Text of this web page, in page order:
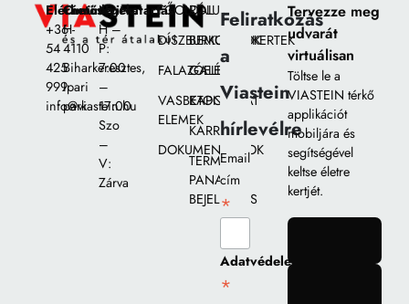
Elérhetőségek:
+36
54
425
999
info@viastein.hu
Címünk:
H-
4110
Biharkeresztes,
Ipari
park
Nyitvatartás
H –
P:
7:00
–
17:00
Szo
–
V:
Zárva
FŐOLDAL
DÍSZBURKOLATOK
FALAZÓELEMEK
VASBETON
ELEMEK
DOKUMENTUMOK
RÓLUNK
BEMUTATÓKERTEK
GALÉRIA
KAPCSOLAT
KARRIER
TERMÉK
PANASZ
BEJELENTÉS
Feliratkozás
a
Viastein
hírlevélre
Email
cím
*
Adatvédelem
*
Tervezze meg
udvarát
virtuálisan
Töltse le a
VIASTEIN térkő
applikációt
mobiljára és
segítségével
keltse életre
kertjét.